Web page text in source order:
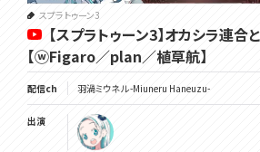
スプラトゥーン3
【スプラトゥーン3】オカシラ連合
【ⓦFigaro／plan／植草航】
配信ch 羽渦ミウネル -Miuneru Haneuzu-
出演